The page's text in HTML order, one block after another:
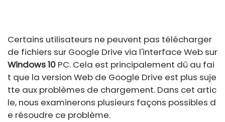
Certains utilisateurs ne peuvent pas télécharger
de fichiers sur Google Drive via l'interface Web sur
Windows 10 PC. Cela est principalement dû au fai
t que la version Web de Google Drive est plus suje
tte aux problèmes de chargement. Dans cet artic
le, nous examinerons plusieurs façons possibles d
e résoudre ce problème.